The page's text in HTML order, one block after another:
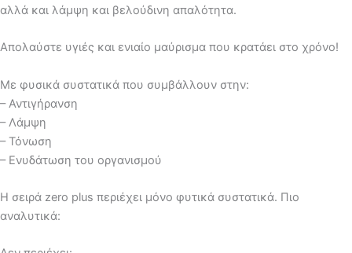
αλλά και λάμψη και βελούδινη απαλότητα.
Απολαύστε υγιές και ενιαίο μαύρισμα που κρατάει στο χρόνο!
Με φυσικά συστατικά που συμβάλλουν στην:
– Αντιγήρανση
– Λάμψη
– Τόνωση
– Ενυδάτωση του οργανισμού
Η σειρά zero plus περιέχει μόνο φυτικά συστατικά. Πιο
αναλυτικά: